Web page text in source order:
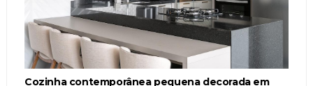
Cozinha contemporânea pequena decorada em